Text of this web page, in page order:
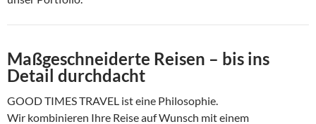
Maßgeschneiderte Reisen – bis ins
Detail durchdacht
GOOD TIMES TRAVEL ist eine Philosophie.
Wir kombinieren Ihre Reise auf Wunsch mit einem